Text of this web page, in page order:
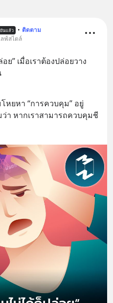
นแล้ว • ติดตาม
ลฟ์สไตล์
ย” เมื่อเราต้องปล่อยวาง
ยหา “การควบคุม” อยู่
า หากเราสามารถควบคุมชี